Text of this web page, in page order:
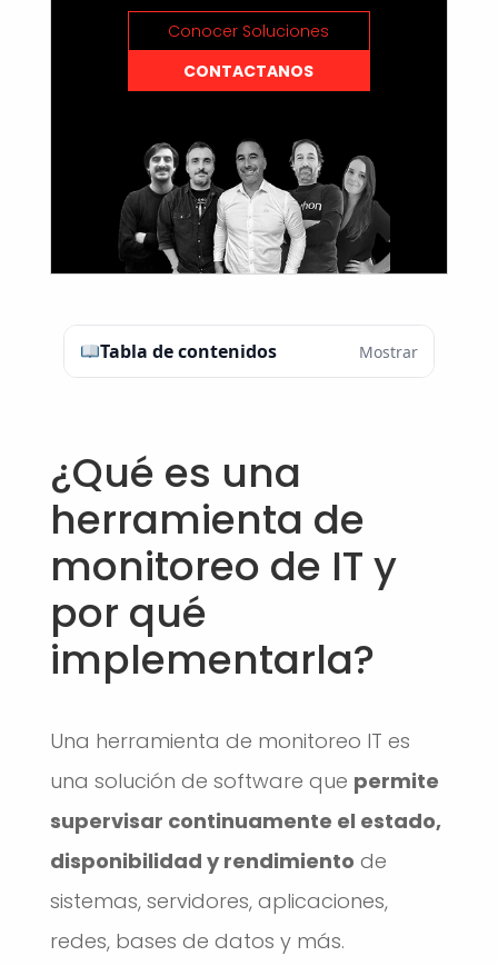
Conocer Soluciones
CONTACTANOS
Tabla de contenidos Mostrar
¿Qué es una
herramienta de
monitoreo de IT y
por qué
implementarla?
Una herramienta de monitoreo IT es
una solución de software que permite
supervisar continuamente el estado,
disponibilidad y rendimiento de
sistemas, servidores, aplicaciones,
redes, bases de datos y más.